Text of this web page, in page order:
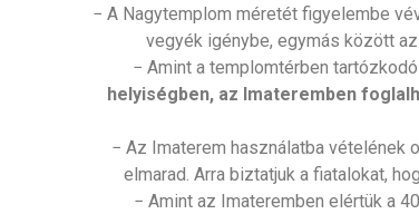
− A Nagytemplom méretét figyelembe
vegyék igénybe, egymás között
− Amint a templomtérben
helyiségben, az Imateremben
− Az Imaterem használatba vételének
elmarad. Arra biztatjuk a fiatalokat,
− Amint az Imateremben elértük a